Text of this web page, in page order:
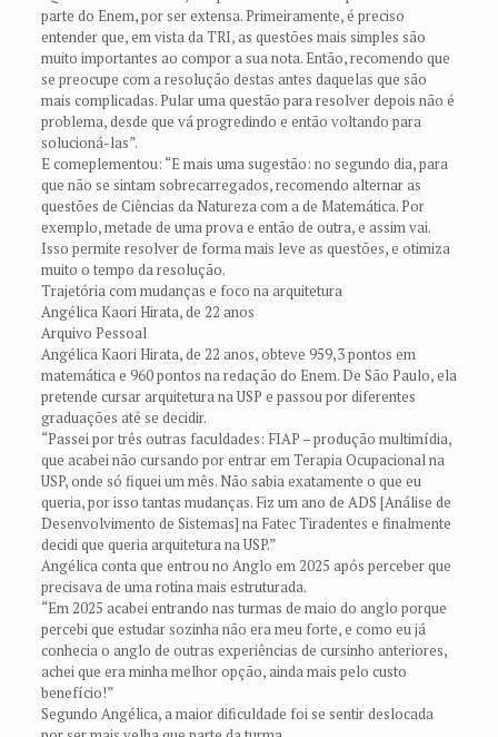
parte do Enem, por ser extensa. Primeiramente, é preciso
entender que, em vista da TRI, as questões mais simples são
muito importantes ao compor a sua nota. Então, recomendo que
se preocupe com a resolução destas antes daquelas que são
mais complicadas. Pular uma questão para resolver depois não é
problema, desde que vá progredindo e então voltando para
solucioná-las”.
E comeplementou: “E mais uma sugestão: no segundo dia, para
que não se sintam sobrecarregados, recomendo alternar as
questões de Ciências da Natureza com a de Matemática. Por
exemplo, metade de uma prova e então de outra, e assim vai.
Isso permite resolver de forma mais leve as questões, e otimiza
muito o tempo da resolução.
Trajetória com mudanças e foco na arquitetura
Angélica Kaori Hirata, de 22 anos
Arquivo Pessoal
Angélica Kaori Hirata, de 22 anos, obteve 959,3 pontos em
matemática e 960 pontos na redação do Enem. De São Paulo, ela
pretende cursar arquitetura na USP e passou por diferentes
graduações até se decidir.
“Passei por três outras faculdades: FIAP – produção multimídia,
que acabei não cursando por entrar em Terapia Ocupacional na
USP, onde só fiquei um mês. Não sabia exatamente o que eu
queria, por isso tantas mudanças. Fiz um ano de ADS [Análise de
Desenvolvimento de Sistemas] na Fatec Tiradentes e finalmente
decidi que queria arquitetura na USP.”
Angélica conta que entrou no Anglo em 2025 após perceber que
precisava de uma rotina mais estruturada.
“Em 2025 acabei entrando nas turmas de maio do anglo porque
percebi que estudar sozinha não era meu forte, e como eu já
conhecia o anglo de outras experiências de cursinho anteriores,
achei que era minha melhor opção, ainda mais pelo custo
benefício!”
Segundo Angélica, a maior dificuldade foi se sentir deslocada